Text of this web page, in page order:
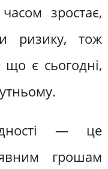
зростає,
ризику, тож
є сьогодні,
— це
грошам